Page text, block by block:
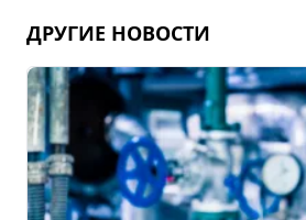
ДРУГИЕ НОВОСТИ